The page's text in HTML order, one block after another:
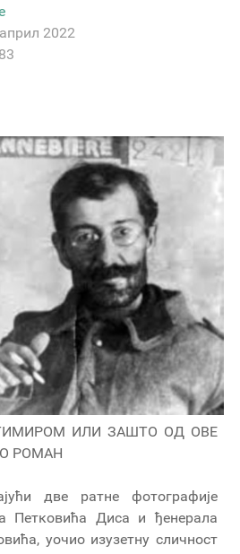
2022
ИЛИ ЗАШТО ОД ОВЕ
РОМАН
две ратне фотографије
Петковића Диса и ђенерала
уочио изузетну сличност